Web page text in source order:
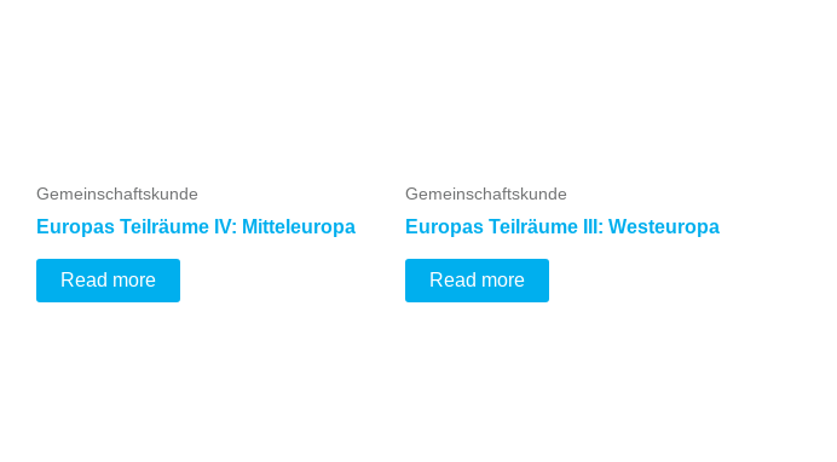
Gemeinschaftskunde
Europas Teilräume IV: Mitteleuropa
Read more
Gemeinschaftskunde
Europas Teilräume III: Westeuropa
Read more